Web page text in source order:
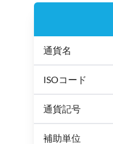
通貨名
ISOコード
通貨記号
補助単位